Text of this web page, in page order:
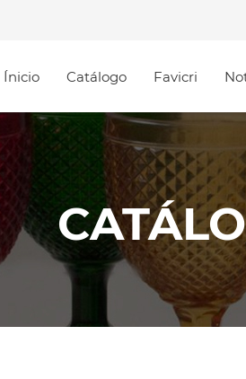
Ínicio Catálogo Favicri